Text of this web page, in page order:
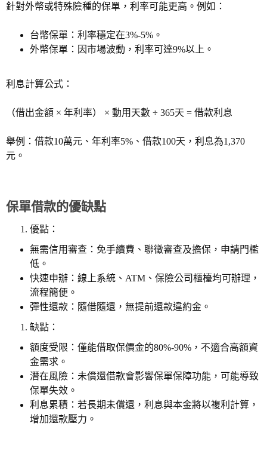
針對外幣或特殊險種的保單，利率可能更高。例如：
台幣保單：利率穩定在3%-5%。
外幣保單：因市場波動，利率可達9%以上。
利息計算公式：
（借出金額 × 年利率） × 動用天數 ÷ 365天 = 借款利息
舉例：借款10萬元、年利率5%、借款100天，利息為1,370
元。
保單借款的優缺點
優點：
無需信用審查：免手續費、聯徵審查及擔保，申請門檻
低。
快速申辦：線上系統、ATM、保險公司櫃檯均可辦理，
流程簡便。
彈性還款：隨借隨還，無提前還款違約金。
缺點：
額度受限：僅能借取保價金的80%-90%，不適合高額資
金需求。
潛在風險：未償還借款會影響保單保障功能，可能導致
保單失效。
利息累積：若長期未償還，利息與本金將以複利計算，
增加還款壓力。